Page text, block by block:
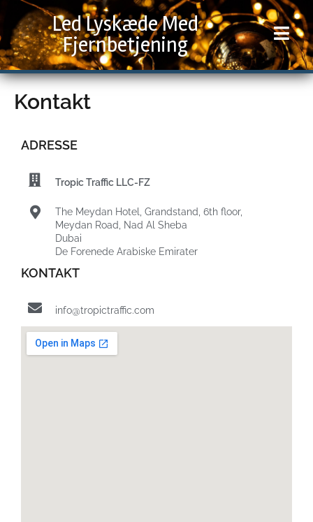
indholdet
Led Lyskæde Med
Fjernbetjening
Kontakt
ADRESSE
Tropic Traffic LLC-FZ
The Meydan Hotel, Grandstand, 6th floor,
Meydan Road, Nad Al Sheba
Dubai
De Forenede Arabiske Emirater
KONTAKT
info@tropictraffic.com